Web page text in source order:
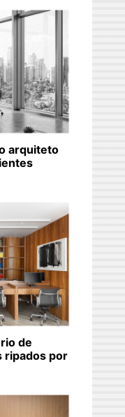
arquiteto
de
ripados por